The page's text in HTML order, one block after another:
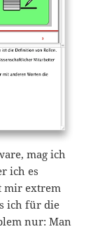
mag ich
ich es
mir extrem
ich für die
nur: Man